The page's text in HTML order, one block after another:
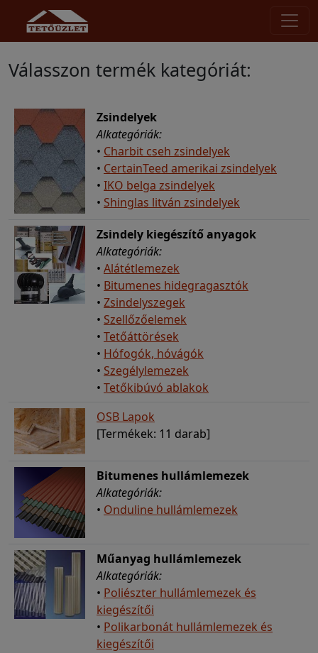
Válasszon termék kategóriát:
Zsindelyek
Alkategóriák:
• Charbit cseh zsindelyek
• CertainTeed amerikai zsindelyek
• IKO belga zsindelyek
• Shinglas litván zsindelyek
Zsindely kiegészítő anyagok
Alkategóriák:
• Alátétlemezek
• Bitumenes hidegragasztók
• Zsindelyszegek
• Szellőzőelemek
• Tetőáttörések
• Hófogók, hóvágók
• Szegélylemezek
• Tetőkibúvó ablakok
OSB Lapok
[Termékek: 11 darab]
Bitumenes hullámlemezek
Alkategóriák:
• Onduline hullámlemezek
Műanyag hullámlemezek
Alkategóriák:
• Poliészter hullámlemezek és
kiegészítői
• Polikarbonát hullámlemezek és
kiegészítői